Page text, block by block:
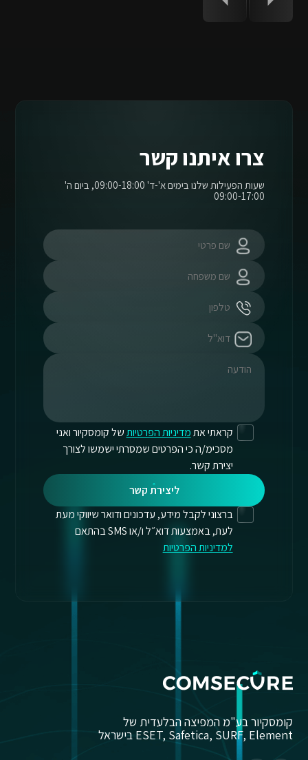
צרו איתנו קשר
שעות הפעילות שלנו בימים א'-ד' 09:00-18:00, ביום ה'
09:00-17:00
קראתי אתמדיניות הפרטיותשל קומסקיור ואני
מסכימ/ה כי הפרטים שמסרתי ישמשו לצורך
יצירת קשר.
ליצירת קשר
ברצוני לקבל מידע, עדכונים ודואר שיווקי מעת
לעת, באמצעות דוא״ל ו/או SMS בהתאם
למדיניות הפרטיות
קומסקיור בע"מ המפיצה הבלעדית של
ESET, Safetica, SURF, Element בישראל